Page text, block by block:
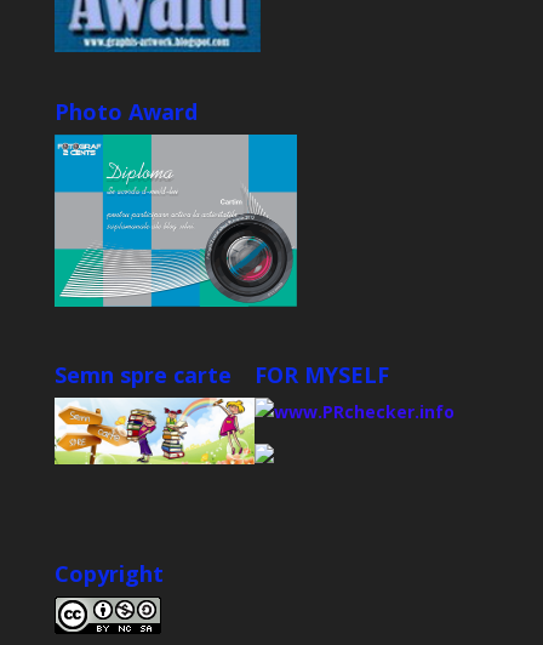
Photo Award
Semn spre carte FOR MYSELF
Copyright